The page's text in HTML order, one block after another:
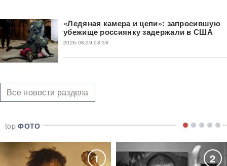
«Ледяная камера и цепи»: запросившую
убежище россиянку задержали в США
2026-08-09 08:38
Все новости раздела
topФОТО
1 2